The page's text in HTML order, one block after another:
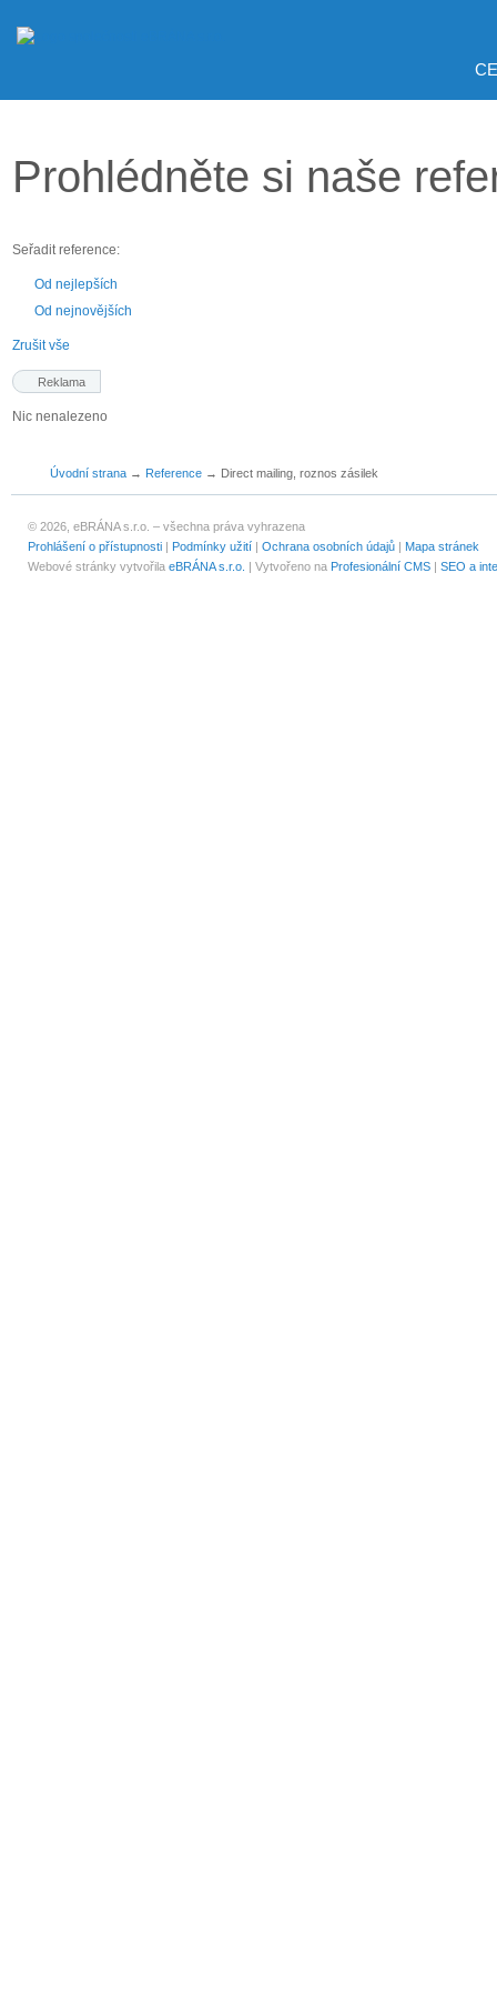
Prohlédněte si naše
Seřadit reference:
Od nejlepších
Od nejnovějších
Zrušit vše
Reklama
Nic nenalezeno
Úvodní strana → Reference → Direct mailing, roznos zásilek
© 2026, eBRÁNA s.r.o. – všechna práva vyhrazena
Prohlášení o přístupnosti | Podmínky užití | Ochrana osobních údajů | Mapa stránek
Webové stránky vytvořila eBRÁNA s.r.o. | Vytvořeno na Profesionální CMS | SEO a